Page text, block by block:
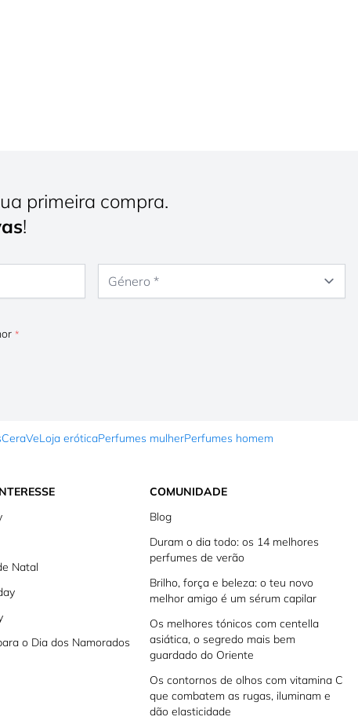
primeira compra.
!
CeraVeLoja eróticaPerfumes mulherPerfumes homem
Natal
o Dia dos Namorados
COMUNIDADE
Blog
Duram o dia todo: os 14 melhores
perfumes de verão
Brilho, força e beleza: o teu novo
melhor amigo é um sérum capilar
Os melhores tónicos com centella
asiática, o segredo mais bem
guardado do Oriente
Os contornos de olhos com vitamina C
que combatem as rugas, iluminam e
dão elasticidade